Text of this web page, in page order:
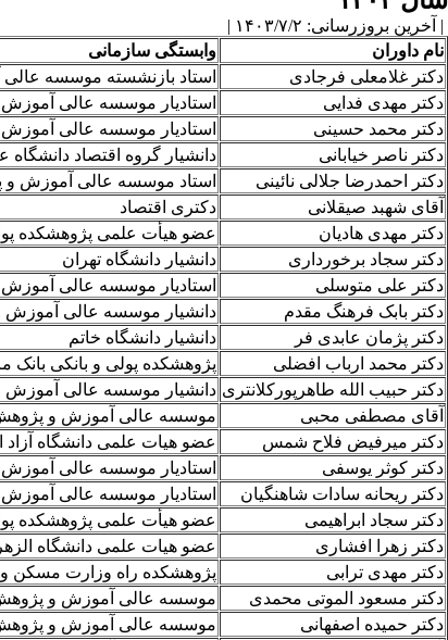
| آخرین بروزرسانی: ۱۴۰۳/۷/۲ |
نام داوران
وابستگی سازمانی
دکتر غلامعلی فرجادی
استاد بازنشسته موسسه
دکتر مهدی فدایی
استادیار موسسه عالی
دکتر محمد حسینی
استادیار موسسه عالی
دکتر ناصر خیابانی
دانشیار گروه اقتصاد دانشگاه
دکتر احمدرضا جلالی نائینی
استاد موسسه عالی آموزش و
آقای شهبد صیقلانی
دکتری اقتصاد
دکتر مهدی هادیان
عضو هیأت علمی پژوهشکده
دکتر سجاد برخورداری
دانشیار دانشگاه تهران
دکتر علی متوسلی
استادیار موسسه عالی
دکتر بابک فرهنگ مقدم
دانشیار موسسه عالی آموزش
دکتر پژمان عابدی فر
دانشیار دانشگاه خاتم
دکتر محمد ارباب افضلی
پژوهشکده پولی و بانکی بانک
دکتر حبیب الله طاهرپورکلانتری دانشیار موسسه عالی آموزش
آقای مصطفی محبی
موسسه عالی آموزش و پژوهش
دکتر میرفیض فلاح شمس
عضو هیات علمی دانشگاه آزاد
دکتر کوثر یوسفی
استادیار موسسه عالی
دکتر ریحانه سادات شاهنگیان
استادیار موسسه عالی
دکتر سجاد ابراهیمی
عضو هیأت علمی پژوهشکده
دکتر زهرا افشاری
عضو هیات علمی دانشگاه الزهرا
دکتر مهدی ترابی
پژوهشکده راه وزارت مسکن
دکتر مسعود الموتی محمدی
موسسه عالی آموزش و پژوهش
دکتر حمیده اصفهانی
موسسه عالی آموزش و پژوهش